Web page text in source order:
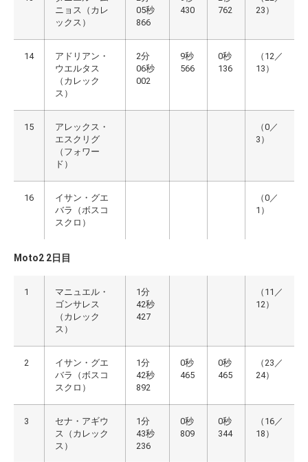
ニョス（カレ
ックス）
05秒
866
430
762
23）
14
アドリアン・
ウエルタス
（カレック
ス）
2分
06秒
002
9秒
566
0秒
136
（12／
13）
15
アレックス・
エスクリグ
（フォワー
ド）
（0／
3）
16
イサン・グエ
バラ（ボスコ
スクロ）
（0／
1）
Moto2 2日目
1
マニュエル・
ゴンサレス
（カレック
ス）
1分
42秒
427
（11／
12）
2
イサン・グエ
バラ（ボスコ
スクロ）
1分
42秒
892
0秒
465
0秒
465
（23／
24）
3
セナ・アギウ
ス（カレック
ス）
1分
43秒
236
0秒
809
0秒
344
（16／
18）